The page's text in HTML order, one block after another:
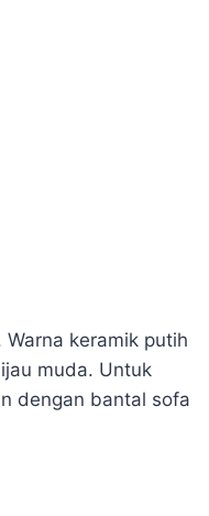
keramik putih
muda. Untuk
dengan bantal sofa